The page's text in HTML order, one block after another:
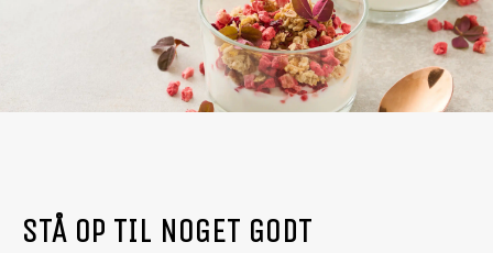
STÅ OP TIL NOGET GODT